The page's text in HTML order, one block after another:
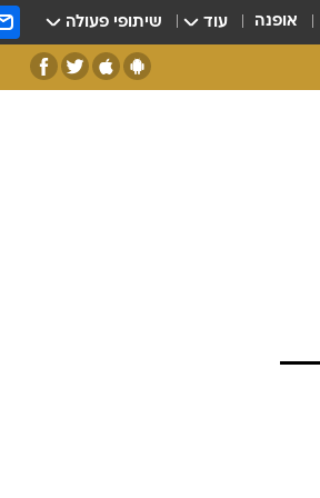
אופנה עוד שיתופי פעולה